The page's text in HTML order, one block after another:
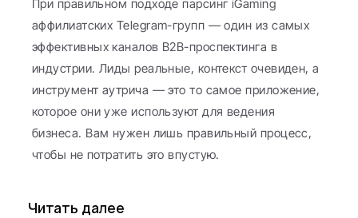
При правильном подходе парсинг iGaming
аффилиатских Telegram-групп — один из самых
эффективных каналов B2B-проспектинга в
индустрии. Лиды реальные, контекст очевиден, а
инструмент аутрича — это то самое приложение,
которое они уже используют для ведения
бизнеса. Вам нужен лишь правильный процесс,
чтобы не потратить это впустую.
Читать далее